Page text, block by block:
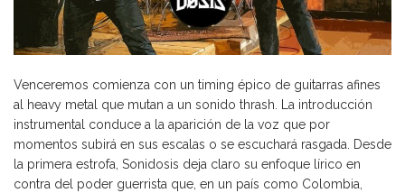
Venceremos comienza con un timing épico de guitarras afines
al heavy metal que mutan a un sonido thrash. La introducción
instrumental conduce a la aparición de la voz que por
momentos subirá en sus escalas o se escuchará rasgada. Desde
la primera estrofa, Sonidosis deja claro su enfoque lírico en
contra del poder guerrista que, en un país como Colombia,